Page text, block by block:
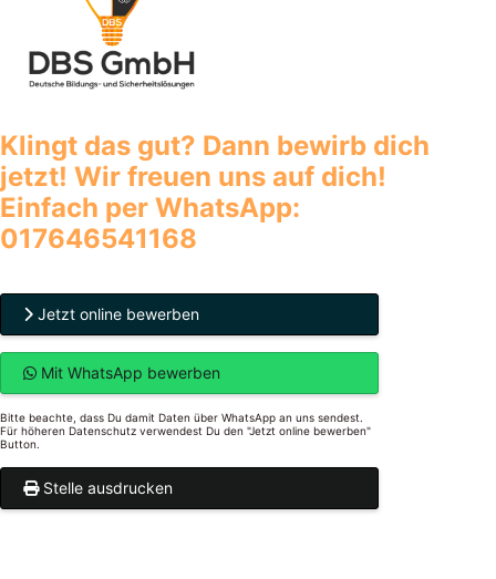
Klingt das gut? Dann bewirb dich
jetzt! Wir freuen uns auf dich!
Einfach per WhatsApp:
017646541168
Jetzt online bewerben
Mit WhatsApp bewerben
Bitte beachte, dass Du damit Daten über WhatsApp an uns sendest.
Für höheren Datenschutz verwendest Du den "Jetzt online bewerben"
Button.
Stelle ausdrucken